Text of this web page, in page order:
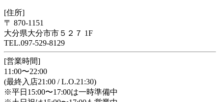
[住所]
〒 870-1151
大分県大分市市５２７ 1F
TEL.097-529-8129
[営業時間]
11:00〜22:00
(最終入店21:00 / L.O.21:30)
※平日15:00〜17:00は一時準備中